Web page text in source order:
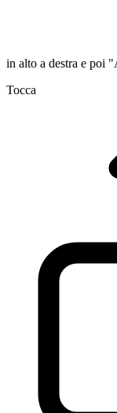
in alto a destra e poi
Tocca